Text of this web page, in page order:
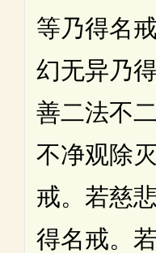
等乃得名
幻无异乃
善二法不
不净观除
戒。若慈
得名戒。